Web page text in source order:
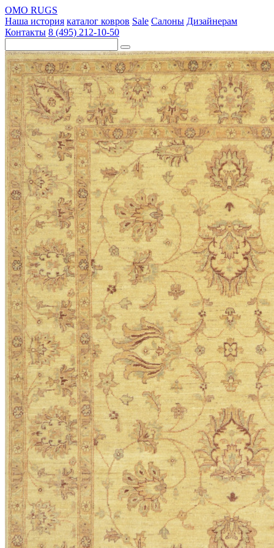
OMO RUGS
Наша история каталог ковров Sale Салоны Дизайнерам
Контакты 8 (495) 212-10-50